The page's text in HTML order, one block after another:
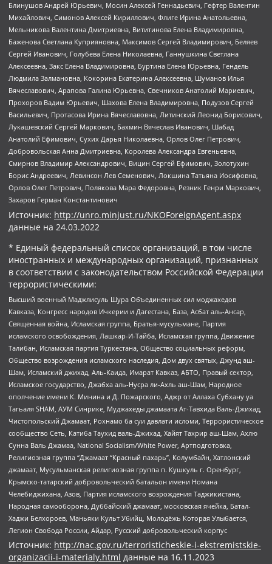
Блинушов Андрей Юрьевич, Мосин Алексей Геннадьевич, Гефтер Валентин
Михайлович, Симонов Алексей Кириллович, Флиге Ирина Анатольевна,
Мельникова Валентина Дмитриевна, Вититинова Елена Владимировна,
Баженова Светлана Куприяновна, Максимов Сергей Владимирович, Беляев
Сергей Иванович, Голубева Елена Николаевна, Ганнушкина Светлана
Алексеевна, Закс Елена Владимировна, Буртина Елена Юрьевна, Гендель
Людмила Залмановна, Кокорина Екатерина Алексеевна, Шуманов Илья
Вячеславович, Арапова Галина Юрьевна, Свечников Анатолий Мариевич,
Прохоров Вадим Юрьевич, Шахова Елена Владимировна, Подузов Сергей
Васильевич, Протасова Ирина Вячеславовна, Литинский Леонид Борисович,
Лукашевский Сергей Маркович, Бахмин Вячеслав Иванович, Шабад
Анатолий Ефимович, Сухих Дарья Николаевна, Орлов Олег Петрович,
Добровольская Анна Дмитриевна, Королева Александра Евгеньевна,
Смирнов Владимир Александрович, Вицин Сергей Ефимович, Золотухин
Борис Андреевич, Левинсон Лев Семенович, Локшина Татьяна Иосифовна,
Орлов Олег Петрович, Полякова Мара Федоровна, Резник Генри Маркович,
Захаров Герман Константинович
Источник: http://unro.minjust.ru/NKOForeignAgent.aspx
данные на 24.03.2022
* Единый федеральный список организаций, в том числе
иностранных и международных организаций, признанных
в соответствии с законодательством Российской Федерации
террористическими:
Высший военный Маджлисуль Шура Объединенных сил моджахедов
Кавказа, Конгресс народов Ичкерии и Дагестана, База, Асбат аль-Ансар,
Священная война, Исламская группа, Братья-мусульмане, Партия
исламского освобождения, Лашкар-И-Тайба, Исламская группа, Движение
Талибан, Исламская партия Туркестана, Общество социальных реформ,
Общество возрождения исламского наследия, Дом двух святых, Джунд аш-
Шам, Исламский джихад, Аль-Каида, Имарат Кавказ, АБТО, Правый сектор,
Исламское государство, Джабха аль-Нусра ли-Ахль аш-Шам, Народное
ополчение имени К. Минина и Д. Пожарского, Аджр от Аллаха Субхану уа
Тагьаля SHAM, АУМ Синрике, Муджахеды джамаата Ат-Тавхида Валь-Джихад,
Чистопольский Джамаат, Рохнамо ба суи давлати исломи, Террористическое
сообщество Сеть, Катиба Таухид валь-Джихад, Хайят Тахрир аш-Шам, Ахлю
Сунна Валь Джамаа, National Socialism/White Power, Артподготовка,
Религиозная группа “Джамаат “Красный пахарь”, Колумбайн, Хатлонский
джамаат, Мусульманская религиозная группа п. Кушкуль г. Оренбург,
Крымско-татарский добровольческий батальон имени Номана
Челебиджихана, Азов, Партия исламского возрождения Таджикистана,
Народная самооборона, Дуббайский джамаат, московская ячейка, Батал-
Хаджи Белхороев, Маньяки Культ Убийц, Молодёжь Которая Улыбается,
Легион Свобода России, Айдар, Русский добровольческий корпус
Источник: http://nac.gov.ru/terroristicheskie-i-ekstremistskie-
organizacii-i-materialy.html данные на 16.11.2023